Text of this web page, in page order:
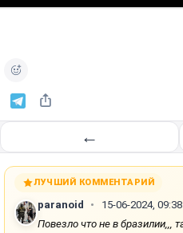
←
ЛУЧШИЙ КОММЕНТАРИЙ
paranoid
15-06-2024, 09:38
Повезло что не в бразилии,,,